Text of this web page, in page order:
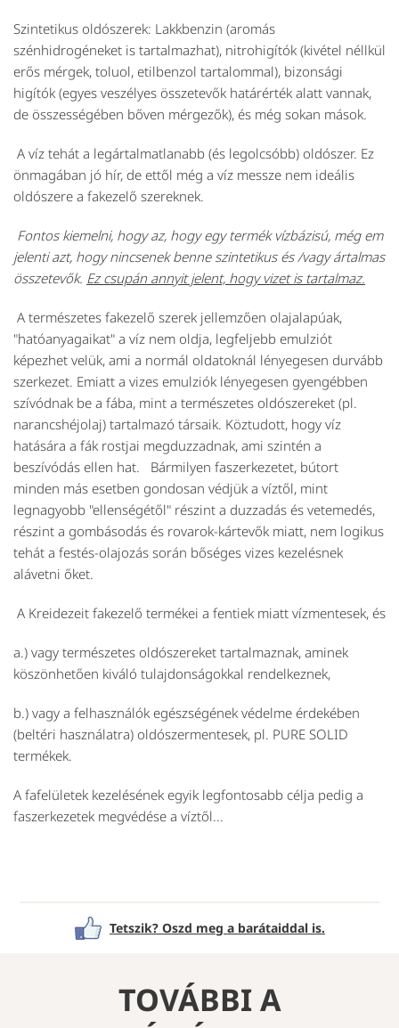
Szintetikus oldószerek: Lakkbenzin (aromás
szénhidrogéneket is tartalmazhat), nitrohigítók (kivétel néllkül
erős mérgek, toluol, etilbenzol tartalommal), bizonsági
higítók (egyes veszélyes összetevők határérték alatt vannak,
de összességében bőven mérgezők), és még sokan mások.
A víz tehát a legártalmatlanabb (és legolcsóbb) oldószer. Ez
önmagában jó hír, de ettől még a víz messze nem ideális
oldószere a fakezelő szereknek.
Fontos kiemelni, hogy az, hogy egy termék vízbázisú, még em
jelenti azt, hogy nincsenek benne szintetikus és /vagy ártalmas
összetevők. Ez csupán annyit jelent, hogy vizet is tartalmaz.
A természetes fakezelő szerek jellemzően olajalapúak,
"hatóanyagaikat" a víz nem oldja, legfeljebb emulziót
képezhet velük, ami a normál oldatoknál lényegesen durvább
szerkezet. Emiatt a vizes emulziók lényegesen gyengébben
szívódnak be a fába, mint a természetes oldószereket (pl.
narancshéjolaj) tartalmazó társaik. Köztudott, hogy víz
hatására a fák rostjai megduzzadnak, ami szintén a
beszívódás ellen hat. Bármilyen faszerkezetet, bútort
minden más esetben gondosan védjük a víztől, mint
legnagyobb "ellenségétől" részint a duzzadás és vetemedés,
részint a gombásodás és rovarok-kártevők miatt, nem logikus
tehát a festés-olajozás során bőséges vizes kezelésnek
alávetni őket.
A Kreidezeit fakezelő termékei a fentiek miatt vízmentesek, és
a.) vagy természetes oldószereket tartalmaznak, aminek
köszönhetően kiváló tulajdonságokkal rendelkeznek,
b.) vagy a felhasználók egészségének védelme érdekében
(beltéri használatra) oldószermentesek, pl. PURE SOLID
termékek.
A fafelületek kezelésének egyik legfontosabb célja pedig a
faszerkezetek megvédése a víztől...
Tetszik? Oszd meg a barátaiddal is.
TOVÁBBI A